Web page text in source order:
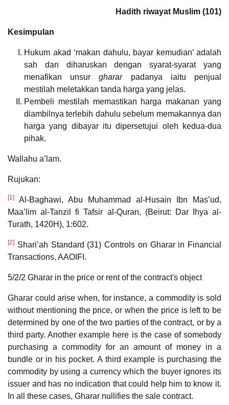
Hadith riwayat Muslim (101)
Kesimpulan
Hukum akad ‘makan dahulu, bayar kemudian’ adalah
sah dan diharuskan dengan syarat-syarat yang
menafikan unsurghararpadanya iaitu penjual
mestilah meletakkan tanda harga yang jelas.
Pembeli mestilah memastikan harga makanan yang
diambilnya terlebih dahulu sebelum memakannya dan
harga yang dibayar itu dipersetujui oleh kedua-dua
pihak.
Wallahu a’lam.
Rujukan:
[1]
Al-Baghawi, Abu Muhammad al-Husain Ibn Mas’ud,
Maa’lim al-Tanzil fi Tafsir al-Quran, (Beirut: Dar Ihya al-
Turath, 1420H), 1:602.
[2] Shari’ah Standard (31) Controls on Gharar in Financial
Transactions, AAOIFI.
5/2/2 Gharar in the price or rent of the contract's object
Gharar could arise when, for instance, a commodity is sold
without mentioning the price, or when the price is left to be
determined by one of the two parties of the contract, or by a
third party. Another example here is the case of somebody
purchasing a commodity for an amount of money in a
bundle or in his pocket. A third example is purchasing the
commodity by using a currency which the buyer ignores its
issuer and has no indication that could help him to know it.
In all these cases, Gharar nullifies the sale contract.